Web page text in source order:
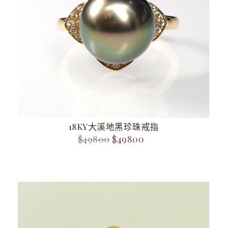
18KY大溪地黑珍珠戒指
$49800 $49800